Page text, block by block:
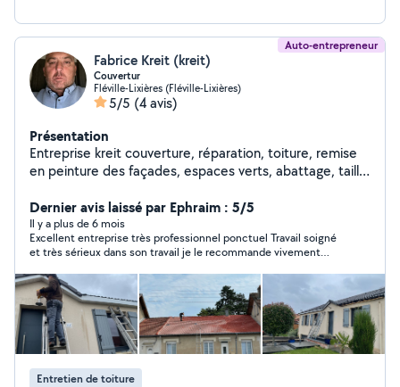
Auto-entrepreneur
Fabrice Kreit (kreit)
Couvertur
Fléville-Lixières (Fléville-Lixières)
5/5 (4 avis)
Présentation
Entreprise kreit couverture, réparation, toiture, remise
en peinture des façades, espaces verts, abattage, taille
abattage, taille de haie, enlèvement des déchets
Dernier avis laissé par Ephraim : 5/5
Il y a plus de 6 mois
Excellent entreprise très professionnel ponctuel Travail soigné
et très sérieux dans son travail je le recommande vivement
Entretien de toiture